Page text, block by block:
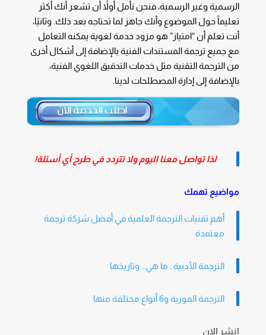
الرسمية وغير الرسمية، فنحن نأمل أولاً أن تشعر أنك أكثر
تعليماً حول الموضوع وأنك جاهز لما تحتاجه بعد ذلك. وثانيًا،
أنت تعلم أن “امتياز” هو مزود خدمة لغوية يمكنه التعامل
مع جميع ترجمة المستندات الفنية بالإضافة إلى أشكال أخرى
من الترجمة التقنية مثل خدمات التدقيق اللغوي الفنية،
بالإضافة إلى إدارة المصطلحات لدينا.
لذا تواصل معنا اليوم ولا تتردد في طرح أي أسئلة!
مواضيع تهمك
أهم تقنيات الترجمة العلمية في أفضل شركة ترجمة
معتمدة
الترجمة الأدبية.. ما هي… وتاريخها
الترجمة الفورية و6 أنواع مختلفة منها
انشر الان